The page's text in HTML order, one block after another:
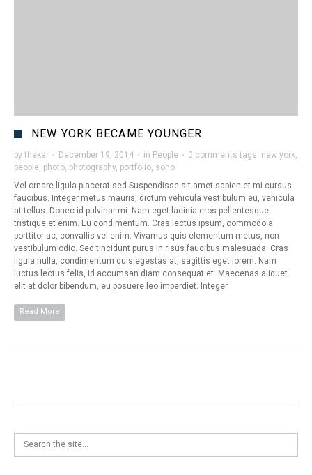
NEW YORK BECAME YOUNGER
by thekar · December 19, 2014 · in People · 0 comments tags: new york,
people, photo, photography, portfolio, soho
Vel ornare ligula placerat sed Suspendisse sit amet sapien et mi cursus
faucibus. Integer metus mauris, dictum vehicula vestibulum eu, vehicula
at tellus. Donec id pulvinar mi. Nam eget lacinia eros pellentesque
tristique et enim. Eu condimentum. Cras lectus ipsum, commodo a
porttitor ac, convallis vel enim. Vivamus quis elementum metus, non
vestibulum odio. Sed tincidunt purus in risus faucibus malesuada. Cras
ligula nulla, condimentum quis egestas at, sagittis eget lorem. Nam
luctus lectus felis, id accumsan diam consequat et. Maecenas aliquet
elit at dolor bibendum, eu posuere leo imperdiet. Integer.
Read More